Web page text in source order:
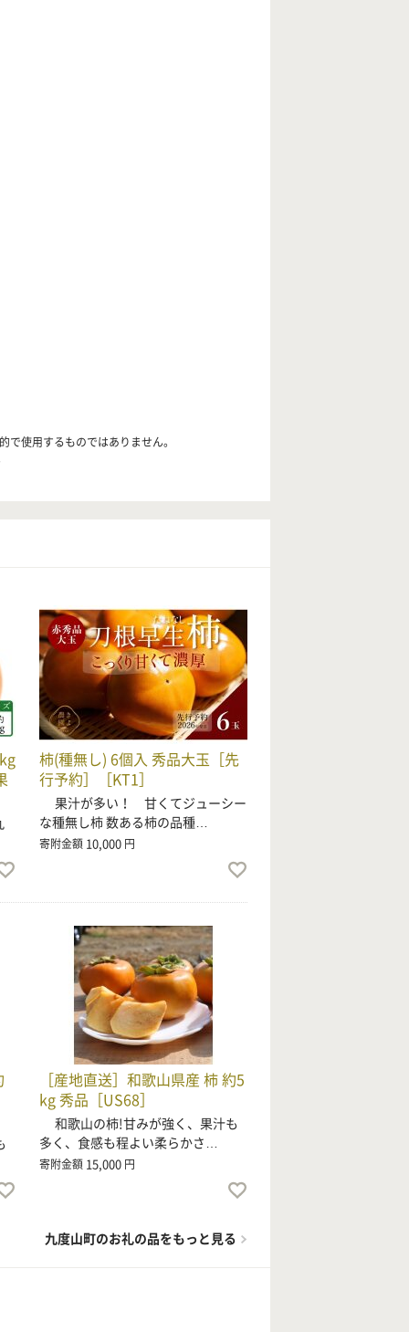
使用するものではありません。
柿(種無し) 6個入 秀品大玉［先
行予約］［KT1］
果汁が多い！ 甘くてジューシー
な種無し柿 数ある柿の品種…
寄附金額 10,000 円
［産地直送］和歌山県産 柿 約5
kg 秀品［US68］
和歌山の柿!甘みが強く、果汁も
多く、食感も程よい柔らかさ…
寄附金額 15,000 円
九度山町のお礼の品をもっと見る